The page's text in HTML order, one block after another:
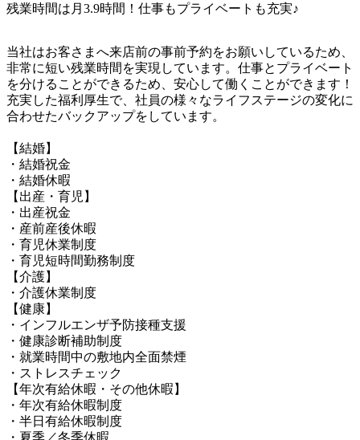
残業時間は月3.9時間！仕事もプライベートも充実♪
当社はお客さまへ来店前の事前予約をお願いしているため、
非常に短い残業時間を実現しています。仕事とプライベート
を分けることができるため、安心して働くことができます！
充実した福利厚生で、社員の様々なライフステージの変化に
合わせたバックアップをしています。
【結婚】
・結婚祝金
・結婚休暇
【出産・育児】
・出産祝金
・産前産後休暇
・育児休業制度
・育児短時間勤務制度
【介護】
・介護休業制度
【健康】
・インフルエンザ予防接種支援
・健康診断補助制度
・就業時間中の敷地内全面禁煙
・ストレスチェック
【年次有給休暇・その他休暇】
・年次有給休暇制度
・半日有給休暇制度
・夏季／冬季休暇